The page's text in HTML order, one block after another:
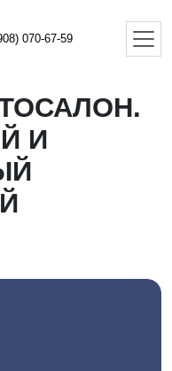
070-67-59
И